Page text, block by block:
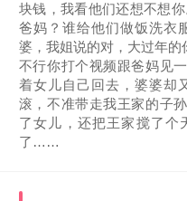
块钱，我看他们还想不想
爸妈？谁给他们做饭洗衣
婆，我姐说的对，大过年
不行你打个视频跟爸妈见
着女儿自己回去，婆婆却
滚，不准带走我王家的子
了女儿，还把王家搅了个
了……